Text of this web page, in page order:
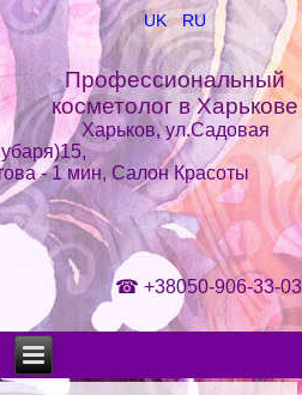
UK RU
Профессиональный
косметолог в Харькове
Харьков, ул.Садовая
- 1 мин, Салон Красоты
☎ +38050-906-33-03